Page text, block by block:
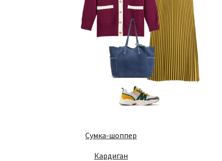
Сумка-шоппер
Кардиган